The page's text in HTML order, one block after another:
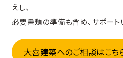
えし、
必要書類の準備も含め、サポート
大喜建築へのご相談はこち